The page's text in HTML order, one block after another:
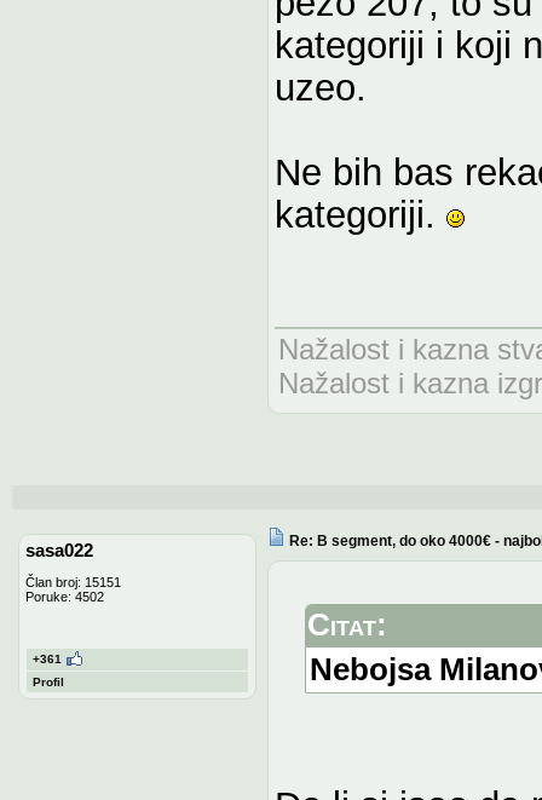
kategoriji i koji
uzeo.
Ne bih bas
kategoriji.
Nažalost i kazna
Nažalost i kazna
sasa022
Član broj: 15151
Poruke: 4502
+361
Profil
Re: B segment, do oko 4000€ -
Citat:
Nebojsa